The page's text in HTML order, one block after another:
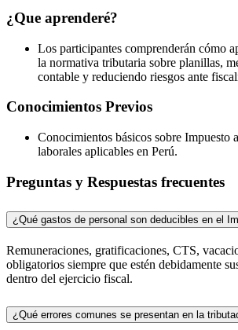
¿Que aprenderé?
Los participantes comprenderán cómo
la normativa tributaria sobre planillas,
contable y reduciendo riesgos ante
Conocimientos Previos
Conocimientos básicos sobre Impuesto
laborales aplicables en Perú.
Preguntas y Respuestas frecuentes
¿Qué gastos de personal son deducibles en el
Remuneraciones, gratificaciones, CTS,
obligatorios siempre que estén debidamente
dentro del ejercicio fiscal.
¿Qué errores comunes se presentan en la